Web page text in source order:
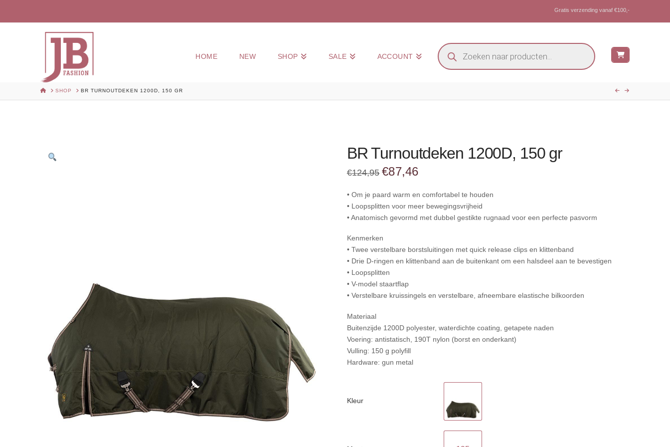
Gratis verzending vanaf €100,-
HOME NEW SHOP SALE ACCOUNT
Producten
zoeken
HOMESHOP BR TURNOUTDEKEN 1200D, 150 GR
BR Turnoutdeken 1200D, 150 gr
€124,95 Oorspronkelijke
prijs
€124,95.
€87,46Huidige
prijs
€87,46.
• Om je paard warm en comfortabel te houden
• Loopsplitten voor meer bewegingsvrijheid
• Anatomisch gevormd met dubbel gestikte rugnaad voor een perfecte pasvorm
Kenmerken
• Twee verstelbare borstsluitingen met quick release clips en klittenband
• Drie D-ringen en klittenband aan de buitenkant om een halsdeel aan te bevestigen
• Loopsplitten
• V-model staartflap
• Verstelbare kruissingels en verstelbare, afneembare elastische bilkoorden
Materiaal
Buitenzijde 1200D polyester, waterdichte coating, getapete naden
Voering: antistatisch, 190T nylon (borst en onderkant)
Vulling: 150 g polyfill
Hardware: gun metal
Kleur